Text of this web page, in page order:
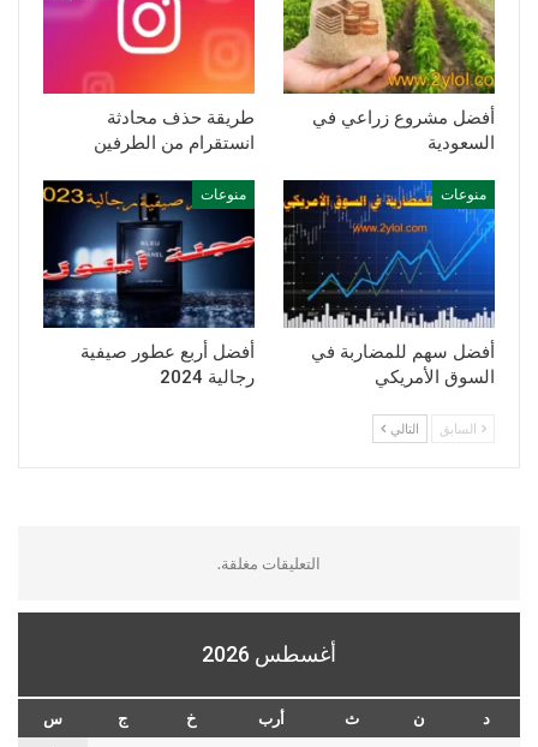
أفضل مشروع زراعي في
السعودية
طريقة حذف محادثة
انستقرام من الطرفين
منوعات
أفضل سهم للمضاربة في
السوق الأمريكي
منوعات
أفضل أربع عطور صيفية
رجالية 2024
السابق التالي
التعليقات مغلقة.
أغسطس 2026
د ن ث أرب خ ج
س